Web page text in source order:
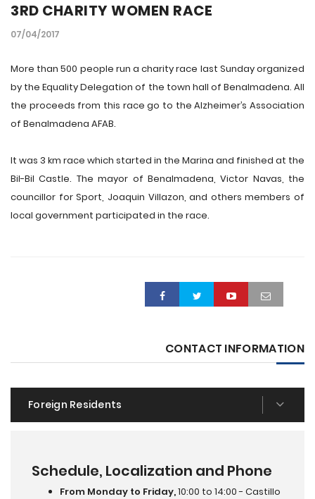
3RD CHARITY WOMEN RACE
07/04/2017
More than 500 people run a charity race last Sunday organized
by the Equality Delegation of the town hall of Benalmadena. All
the proceeds from this race go to the Alzheimer’s Association
of Benalmadena AFAB.
It was 3 km race which started in the Marina and finished at the
Bil-Bil Castle. The mayor of Benalmadena, Victor Navas, the
councillor for Sport, Joaquin Villazon, and others members of
local government participated in the race.
CONTACT INFORMATION
Foreign Residents
Schedule, Localization and Phone
From Monday to Friday,10:00 to 14:00 - Castillo